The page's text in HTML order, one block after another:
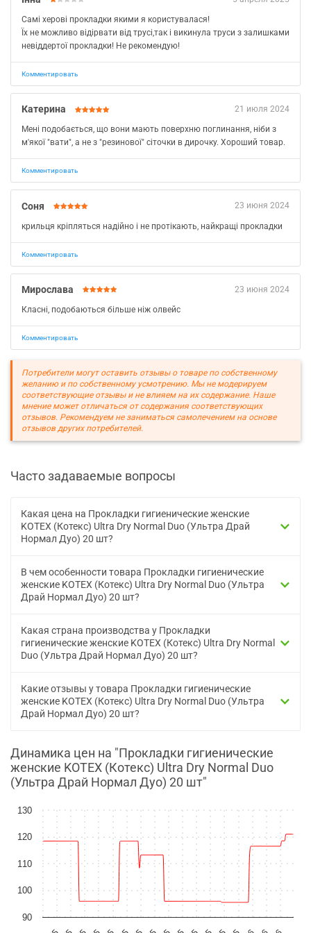
Самі херові прокладки якими я користувалася!
Їх не можливо відірвати від трусі,так і викинула труси з залишками
невіддертої прокладки! Не рекомендую!
Комментировать
21 июля 2024
Катерина
Мені подобається, що вони мають поверхню поглинання, ніби з
м'якої "вати", а не з "резинової" сіточки в дирочку. Хороший товар.
Комментировать
23 июня 2024
Соня
крильця кріпляться надійно і не протікають, найкращі прокладки
Комментировать
23 июня 2024
Мирослава
Класні, подобаються більше ніж олвейс
Комментировать
Потребители могут оставить отзывы о товаре по собственному
желанию и по собственному усмотрению. Мы не модерируем
соответствующие отзывы и не влияем на их содержание. Наше
мнение может отличаться от содержания соответствующих
отзывов. Рекомендуем не заниматься самолечением на основе
отзывов других потребителей.
Часто задаваемые вопросы
Какая цена на Прокладки гигиенические женские
KOTEX (Котекс) Ultra Dry Normal Duo (Ультра Драй
Нормал Дуо) 20 шт?
В чем особенности товара Прокладки гигиенические
женские KOTEX (Котекс) Ultra Dry Normal Duo (Ультра
Драй Нормал Дуо) 20 шт?
Какая страна производства у Прокладки
гигиенические женские KOTEX (Котекс) Ultra Dry Normal
Duo (Ультра Драй Нормал Дуо) 20 шт?
Какие отзывы у товара Прокладки гигиенические
женские KOTEX (Котекс) Ultra Dry Normal Duo (Ультра
Драй Нормал Дуо) 20 шт?
Динамика цен на "Прокладки гигиенические
женские KOTEX (Котекс) Ultra Dry Normal Duo
(Ультра Драй Нормал Дуо) 20 шт"
90
100
110
120
130